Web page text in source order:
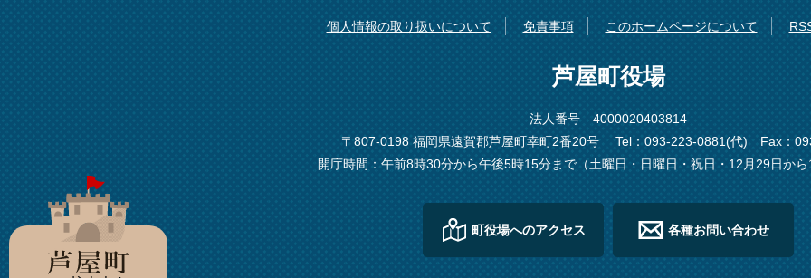
個人情報の取り扱いについて 免責事項 このホームページについて
芦屋町役場
法人番号 4000020403814
〒807-0198 福岡県遠賀郡芦屋町幸町2番20号
Tel：093-223-0881(代)
Fax：
開庁時間：午前8時30分から午後5時15分まで（土曜日・日曜日・祝日・12月29日か
町役場へのアクセス 各種お問い合わせ